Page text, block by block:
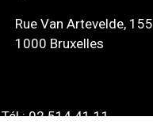
Rue Van Artevelde, 155
1000 Bruxelles
Tél : 02 514 41 11